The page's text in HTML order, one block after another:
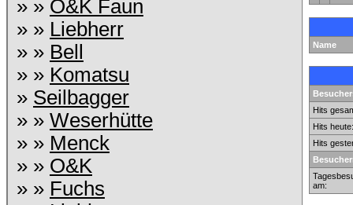
» » O&K Faun
» » Liebherr
» » Bell
» » Komatsu
» Seilbagger
» » Weserhütte
» » Menck
» » O&K
» » Fuchs
Name
Hits
Hits heute:
Hits
am: